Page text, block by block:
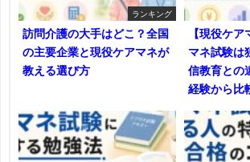
ランキング
訪問介護の大手はどこ？全国
の主要企業と現役ケアマネが
教える選び方
【現役ケ
マネ試験は
信教育との
経験から比